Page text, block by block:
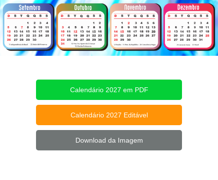
Calendário 2027 em PDF
Calendário 2027 Editável
Download da Imagem